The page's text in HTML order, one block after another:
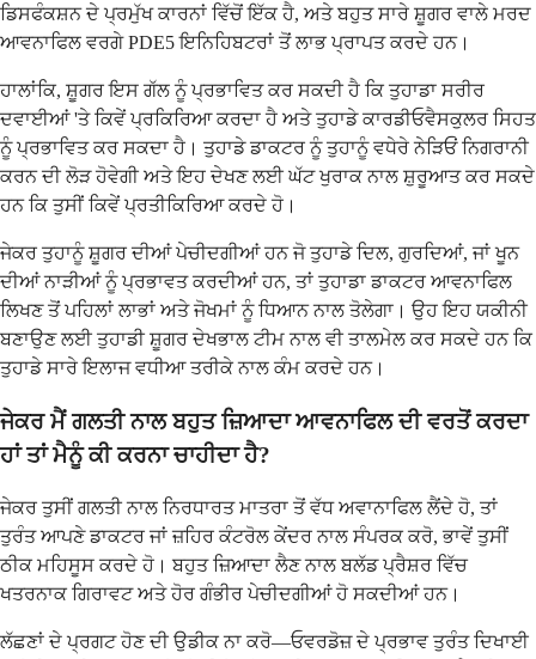
ਡਿਸਫੰਕਸ਼ਨ ਦੇ ਪ੍ਰਮੁੱਖ ਕਾਰਨਾਂ ਵਿੱਚੋਂ ਇੱਕ ਹੈ, ਅਤੇ ਬਹੁਤ ਸਾਰੇ ਸ਼ੂਗਰ ਵਾਲੇ ਮਰਦ
ਆਵਨਾਫਿਲ ਵਰਗੇ PDE5 ਇਨਿਹਿਬਟਰਾਂ ਤੋਂ ਲਾਭ ਪ੍ਰਾਪਤ ਕਰਦੇ ਹਨ।
ਹਾਲਾਂਕਿ, ਸ਼ੂਗਰ ਇਸ ਗੱਲ ਨੂੰ ਪ੍ਰਭਾਵਿਤ ਕਰ ਸਕਦੀ ਹੈ ਕਿ ਤੁਹਾਡਾ ਸਰੀਰ
ਦਵਾਈਆਂ 'ਤੇ ਕਿਵੇਂ ਪ੍ਰਕਿਰਿਆ ਕਰਦਾ ਹੈ ਅਤੇ ਤੁਹਾਡੇ ਕਾਰਡੀਓਵੈਸਕੁਲਰ ਸਿਹਤ
ਨੂੰ ਪ੍ਰਭਾਵਿਤ ਕਰ ਸਕਦਾ ਹੈ। ਤੁਹਾਡੇ ਡਾਕਟਰ ਨੂੰ ਤੁਹਾਨੂੰ ਵਧੇਰੇ ਨੇੜਿਓਂ ਨਿਗਰਾਨੀ
ਕਰਨ ਦੀ ਲੋੜ ਹੋਵੇਗੀ ਅਤੇ ਇਹ ਦੇਖਣ ਲਈ ਘੱਟ ਖੁਰਾਕ ਨਾਲ ਸ਼ੁਰੂਆਤ ਕਰ ਸਕਦੇ
ਹਨ ਕਿ ਤੁਸੀਂ ਕਿਵੇਂ ਪ੍ਰਤੀਕਿਰਿਆ ਕਰਦੇ ਹੋ।
ਜੇਕਰ ਤੁਹਾਨੂੰ ਸ਼ੂਗਰ ਦੀਆਂ ਪੇਚੀਦਗੀਆਂ ਹਨ ਜੋ ਤੁਹਾਡੇ ਦਿਲ, ਗੁਰਦਿਆਂ, ਜਾਂ ਖੂਨ
ਦੀਆਂ ਨਾੜੀਆਂ ਨੂੰ ਪ੍ਰਭਾਵਤ ਕਰਦੀਆਂ ਹਨ, ਤਾਂ ਤੁਹਾਡਾ ਡਾਕਟਰ ਆਵਨਾਫਿਲ
ਲਿਖਣ ਤੋਂ ਪਹਿਲਾਂ ਲਾਭਾਂ ਅਤੇ ਜੋਖਮਾਂ ਨੂੰ ਧਿਆਨ ਨਾਲ ਤੋਲੇਗਾ। ਉਹ ਇਹ ਯਕੀਨੀ
ਬਣਾਉਣ ਲਈ ਤੁਹਾਡੀ ਸ਼ੂਗਰ ਦੇਖਭਾਲ ਟੀਮ ਨਾਲ ਵੀ ਤਾਲਮੇਲ ਕਰ ਸਕਦੇ ਹਨ ਕਿ
ਤੁਹਾਡੇ ਸਾਰੇ ਇਲਾਜ ਵਧੀਆ ਤਰੀਕੇ ਨਾਲ ਕੰਮ ਕਰਦੇ ਹਨ।
ਜੇਕਰ ਮੈਂ ਗਲਤੀ ਨਾਲ ਬਹੁਤ ਜ਼ਿਆਦਾ ਆਵਨਾਫਿਲ ਦੀ ਵਰਤੋਂ ਕਰਦਾ
ਹਾਂ ਤਾਂ ਮੈਨੂੰ ਕੀ ਕਰਨਾ ਚਾਹੀਦਾ ਹੈ?
ਜੇਕਰ ਤੁਸੀਂ ਗਲਤੀ ਨਾਲ ਨਿਰਧਾਰਤ ਮਾਤਰਾ ਤੋਂ ਵੱਧ ਅਵਾਨਾਫਿਲ ਲੈਂਦੇ ਹੋ, ਤਾਂ
ਤੁਰੰਤ ਆਪਣੇ ਡਾਕਟਰ ਜਾਂ ਜ਼ਹਿਰ ਕੰਟਰੋਲ ਕੇਂਦਰ ਨਾਲ ਸੰਪਰਕ ਕਰੋ, ਭਾਵੇਂ ਤੁਸੀਂ
ਠੀਕ ਮਹਿਸੂਸ ਕਰਦੇ ਹੋ। ਬਹੁਤ ਜ਼ਿਆਦਾ ਲੈਣ ਨਾਲ ਬਲੱਡ ਪ੍ਰੈਸ਼ਰ ਵਿੱਚ
ਖਤਰਨਾਕ ਗਿਰਾਵਟ ਅਤੇ ਹੋਰ ਗੰਭੀਰ ਪੇਚੀਦਗੀਆਂ ਹੋ ਸਕਦੀਆਂ ਹਨ।
ਲੱਛਣਾਂ ਦੇ ਪ੍ਰਗਟ ਹੋਣ ਦੀ ਉਡੀਕ ਨਾ ਕਰੋ—ਓਵਰਡੋਜ਼ ਦੇ ਪ੍ਰਭਾਵ ਤੁਰੰਤ ਦਿਖਾਈ